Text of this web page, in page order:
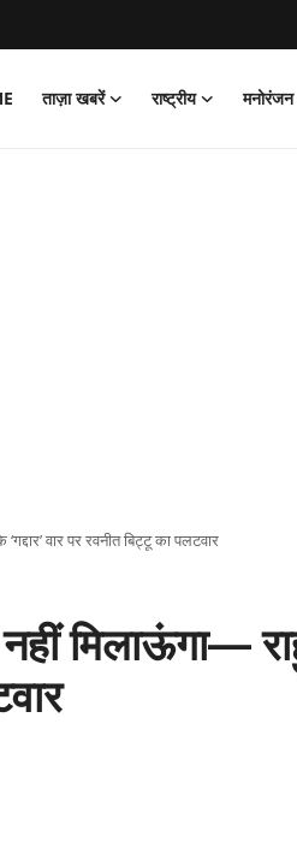
ताज़ा खबरें राष्ट्रीय मनोरंजन
वार पर रवनीत बिट्टू का पलटवार
मिलाऊंगा—